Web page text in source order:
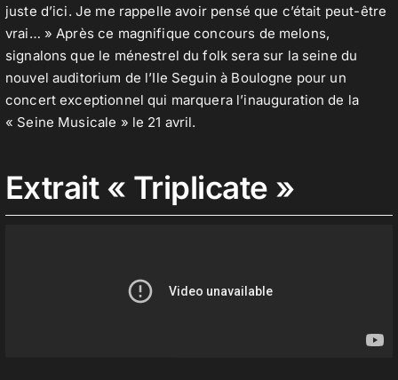
juste d’ici. Je me rappelle avoir pensé que c’était peut-être
vrai… » Après ce magnifique concours de melons,
signalons que le ménestrel du folk sera sur la seine du
nouvel auditorium de l’Ile Seguin à Boulogne pour un
concert exceptionnel qui marquera l’inauguration de la
« Seine Musicale » le 21 avril.
Extrait « Triplicate »